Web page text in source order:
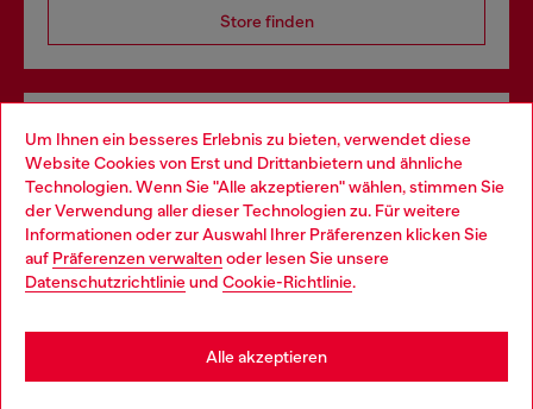
Um Ihnen ein besseres Erlebnis zu bieten, verwendet diese
Website Cookies von Erst und Drittanbietern und ähnliche
Technologien. Wenn Sie "Alle akzeptieren" wählen, stimmen Sie
der Verwendung aller dieser Technologien zu. Für weitere
Informationen oder zur Auswahl Ihrer Präferenzen klicken Sie
auf Präferenzen verwaltenoder lesen Sie unsere
Datenschutzrichtlinieund Cookie-Richtlinie.
Alle akzeptieren
Store finden
Omnichannel-Services
Entdecke unser gesamtes Service-Angebot, online und
im Store.
Mehr erfahren
Choose your location
You are currently browsing Österreich website, but it seems you
may be based in United States